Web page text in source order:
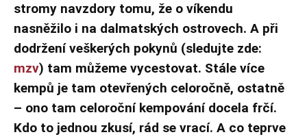
stromy navzdory tomu, že o víkendu
nasněžilo i na dalmatských ostrovech. A při
dodržení veškerých pokynů (sledujte zde:
mzv) tam můžeme vycestovat. Stále více
kempů je tam otevřených celoročně, ostatně
– ono tam celoroční kempování docela frčí.
Kdo to jednou zkusí, rád se vrací. A co teprve